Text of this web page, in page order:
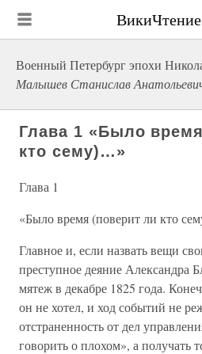
ВикиЧтение
Военный Петербург эпохи
Малышев Станислав
Глава 1 «Было
кто сему)…»
Глава 1
«Было время (поверит ли кто
Главное и, если назвать вещи
преступное деяние Александра
мятеж в декабре 1825 года.
он не хотел, и ход событий не
отстраненность от дел
говорить о плохом», а получать